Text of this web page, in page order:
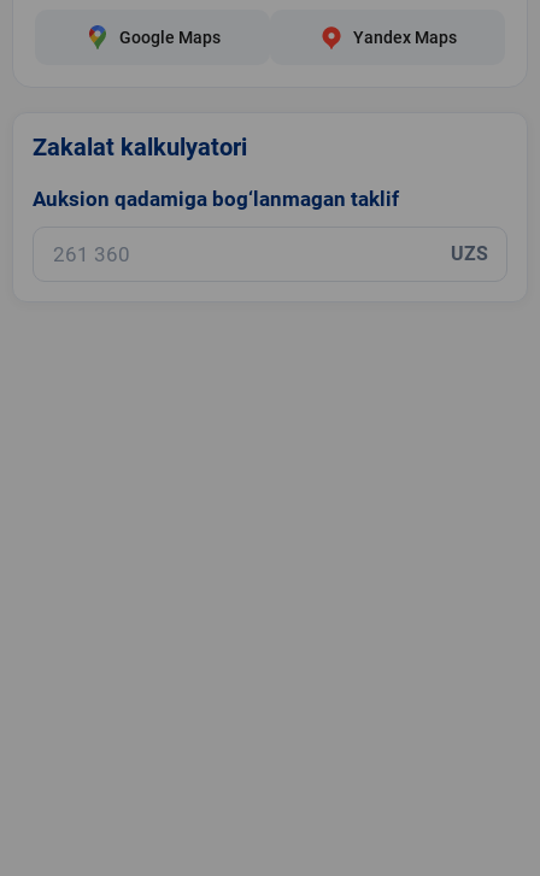
Google Maps Yandex Maps
Zakalat kalkulyatori
Auksion qadamiga bog‘lanmagan taklif
UZS